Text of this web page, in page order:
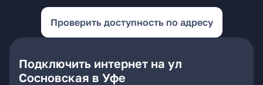
Проверить доступность по адресу
Подключить интернет на ул
Сосновская в Уфе